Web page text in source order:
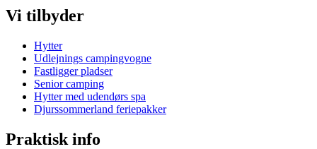
Vi tilbyder
Hytter
Udlejnings campingvogne
Fastligger pladser
Senior camping
Hytter med udendørs spa
Djurssommerland feriepakker
Praktisk info